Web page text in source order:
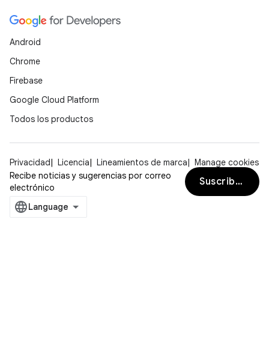
Android
Chrome
Firebase
Google Cloud Platform
Todos los productos
Privacidad Licencia Lineamientos de marca
Manage cookies
Recibe noticias y sugerencias por correo
electrónico
Suscribirse